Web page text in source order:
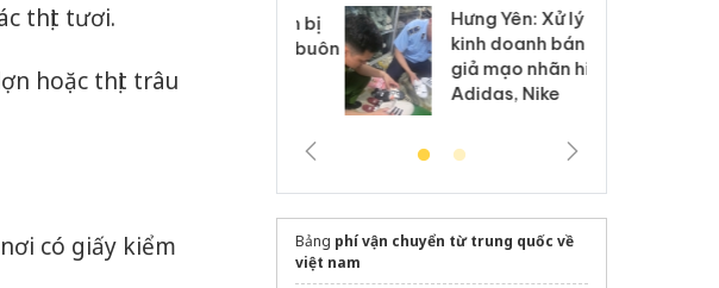
thịt tươi.
hoặc thịt trâu
có giấy kiểm
Thanh Hóa: Tìm bị
bán bình sữa
Moyuum giả
Hưng Yên: Xử lý 6 hộ
kinh doanh bán hàng
giả mạo nhãn hiệu
Adidas, Nike
Bảng phí vận chuyển từ trung quốc về
việt nam